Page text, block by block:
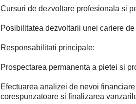
Cursuri de dezvoltare profesionala si
Posibilitatea dezvoltarii unei cariere
Responsabilitati principale:
Prospectarea permanenta a pietei si
Efectuarea analizei de nevoi
corespunzatoare si finalizarea